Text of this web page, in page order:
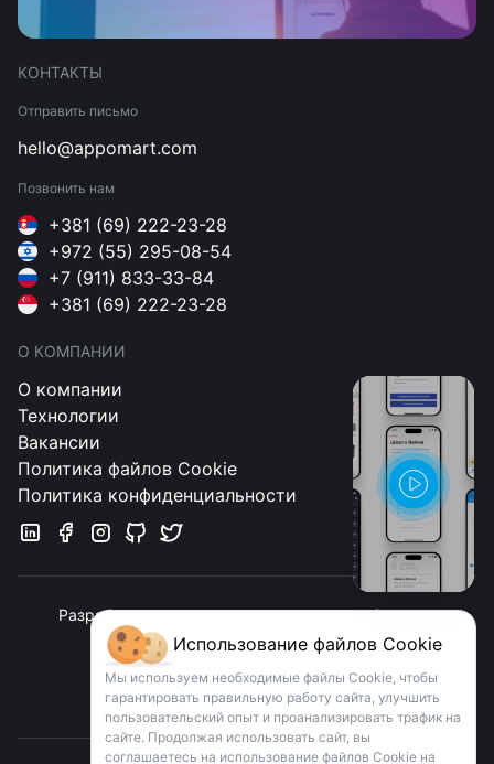
КОНТАКТЫ
Отправить письмо
hello@appomart.com
Позвонить нам
+381 (69) 222-23-28
+972 (55) 295-08-54
+7 (911) 833-33-84
+381 (69) 222-23-28
О КОМПАНИИ
О компании
Технологии
Вакансии
Политика файлов Cookie
Политика конфиденциальности
Разработка клиентоориентированных мобильных
приложений и веб-сервис
Связаться
Использование файлов Cookie
Мы используем необходимые файлы Cookie, чтобы
гарантировать правильную работу сайта, улучшить
пользовательский опыт и проанализировать трафик на
сайте. Продолжая использовать сайт, вы
соглашаетесь на использование файлов Cookie на